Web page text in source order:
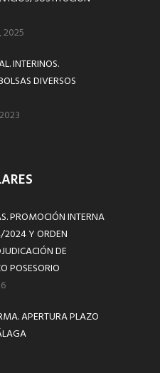
INTERINOS.
DIVERSOS
PROMOCIÓN INTERNA
2024 Y ORDEN
DE
POSESORIO
APERTURA PLAZO